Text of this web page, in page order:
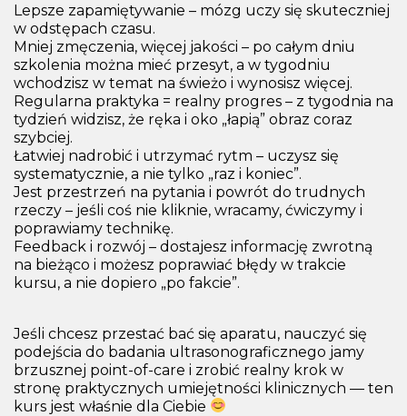
Lepsze zapamiętywanie – mózg uczy się skuteczniej
w odstępach czasu.
Mniej zmęczenia, więcej jakości – po całym dniu
szkolenia można mieć przesyt, a w tygodniu
wchodzisz w temat na świeżo i wynosisz więcej.
Regularna praktyka = realny progres – z tygodnia na
tydzień widzisz, że ręka i oko „łapią” obraz coraz
szybciej.
Łatwiej nadrobić i utrzymać rytm – uczysz się
systematycznie, a nie tylko „raz i koniec”.
Jest przestrzeń na pytania i powrót do trudnych
rzeczy – jeśli coś nie kliknie, wracamy, ćwiczymy i
poprawiamy technikę.
Feedback i rozwój – dostajesz informację zwrotną
na bieżąco i możesz poprawiać błędy w trakcie
kursu, a nie dopiero „po fakcie”.
Jeśli chcesz przestać bać się aparatu, nauczyć się
podejścia do badania ultrasonograficznego jamy
brzusznej point-of-care i zrobić realny krok w
stronę praktycznych umiejętności klinicznych — ten
kurs jest właśnie dla Ciebie